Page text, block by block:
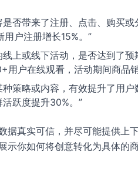
否带来了注册、点击、购买
户注册增长15%。”
上或线下活动，是否达到了
用户在线观看，活动期间商品
策略或内容，有效提升了用
跃度提升30%。”
据真实可信，并尽可能提供上
你如何将创意转化为具体的商